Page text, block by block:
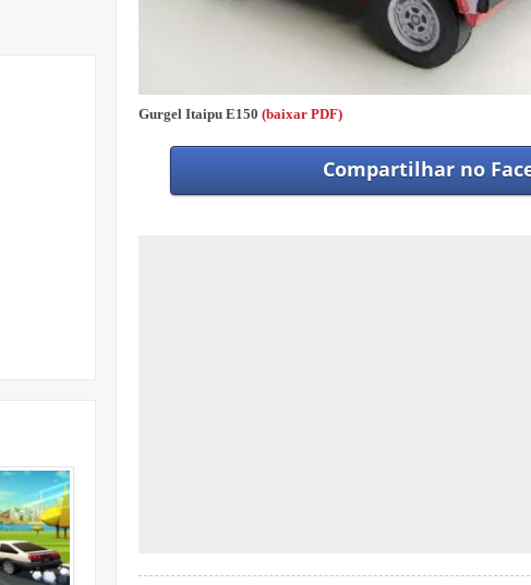
Gurgel Itaipu E150 (baixar PDF)
Compartilhar no